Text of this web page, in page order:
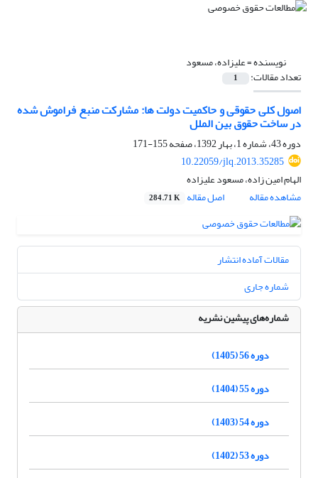
نویسنده =علیزاده، مسعود
تعداد مقالات: 1
اصول کلی حقوقی و حاکمیت دولت ها: مشارکت منبع فراموش شده
در ساخت حقوق بین الملل
دوره 43، شماره 1، بهار 1392، صفحه
155-171
10.22059/jlq.2013.35285
الهام امین زاده، مسعود علیزاده
مشاهده مقاله
اصل مقاله 284.71 K
مقالات آماده انتشار
شماره جاری
شماره‌های پیشین نشریه
دوره 56 (1405)
دوره 55 (1404)
دوره 54 (1403)
دوره 53 (1402)